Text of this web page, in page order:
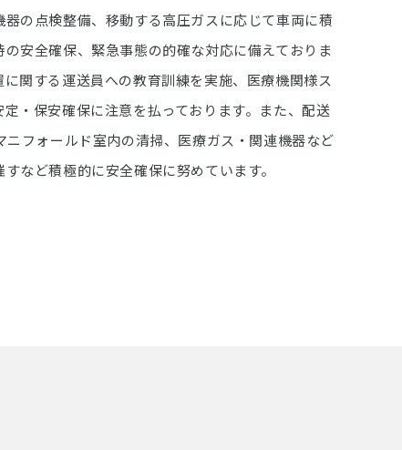
の点検整備、移動する高圧ガスに応じて車両に積
安全確保、緊急事態の的確な対応に備えておりま
関する運送員への教育訓練を実施、医療機関様ス
・保安確保に注意を払っております。また、配送
フォールド室内の清掃、医療ガス・関連機器など
など積極的に安全確保に努めています。